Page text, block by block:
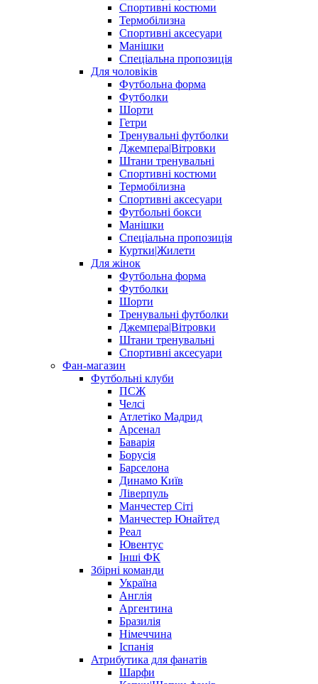
Спортивні костюми
Термобілизна
Спортивні аксесуари
Манішки
Спеціальна пропозиція
Для чоловіків
Футбольна форма
Футболки
Шорти
Гетри
Тренувальні футболки
Джемпера|Вітровки
Штани тренувальні
Спортивні костюми
Термобілизна
Спортивні аксесуари
Футбольні бокси
Манішки
Спеціальна пропозиція
Куртки|Жилети
Для жінок
Футбольна форма
Футболки
Шорти
Тренувальні футболки
Джемпера|Вітровки
Штани тренувальні
Спортивні аксесуари
Фан-магазин
Футбольні клуби
ПСЖ
Челсі
Атлетіко Мадрид
Арсенал
Баварія
Борусія
Барселона
Динамо Київ
Ліверпуль
Манчестер Сіті
Манчестер Юнайтед
Реал
Ювентус
Інші ФК
Збірні команди
Україна
Англія
Аргентина
Бразилія
Німеччина
Іспанія
Атрибутика для фанатів
Шарфи